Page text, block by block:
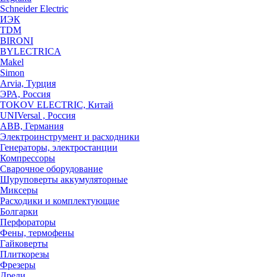
Schneider Electric
ИЭК
TDM
BIRONI
BYLECTRICA
Makel
Simon
Arvia, Турция
ЭРА, Россия
TOKOV ELECTRIC, Китай
UNIVersal , Россия
ABB, Германия
Электроинструмент и расходники
Генераторы, электростанции
Компрессоры
Сварочное оборудование
Шуруповерты аккумуляторные
Миксеры
Расходики и комплектующие
Болгарки
Перфораторы
Фены, термофены
Гайковерты
Плиткорезы
Фрезеры